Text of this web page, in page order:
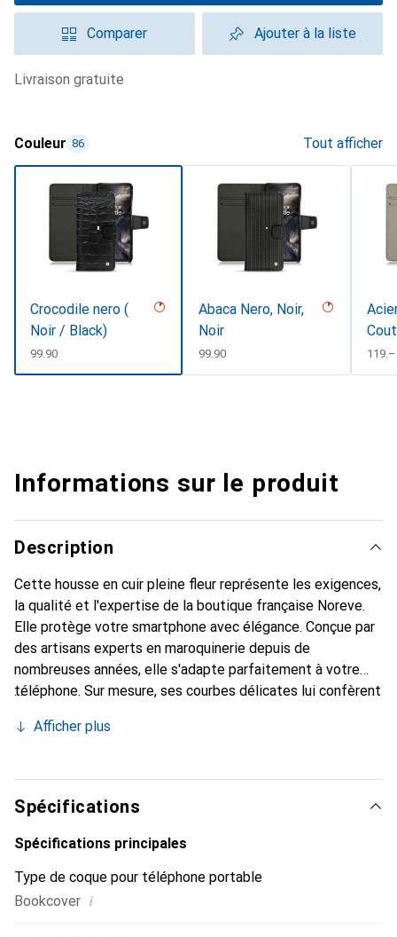
Comparer Ajouter à la liste
livraison gratuite
Couleur 86 Tout afficher
Crocodile nero (
Noir / Black)
CHF
99.90
Abaca Nero, Noir,
Noir
CHF
99.90 CHF
119.–
Informations sur le produit
Description
Cette housse en cuir pleine fleur représente les exigences,
la qualité et l'expertise de la boutique française Noreve.
Elle protège votre smartphone avec élégance. Conçue par
des artisans experts en maroquinerie depuis de
nombreuses années, elle s'adapte parfaitement à votre
téléphone. Sur mesure, ses courbes délicates lui confèrent
chic et essentiel pour votre smartphone. Reconnaître
marque Noreve est un choix sûr pour une clientèle
exigeante.
Afficher plus
Spécifications
Spécifications principales
Type de coque pour téléphone portable
Bookcover i